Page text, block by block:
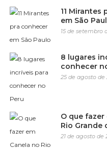
11 Mirantes
em São
15 de setembro
8 lugares
conhecer
25 de agosto de
O que fazer
Rio Grande
21 de agosto de